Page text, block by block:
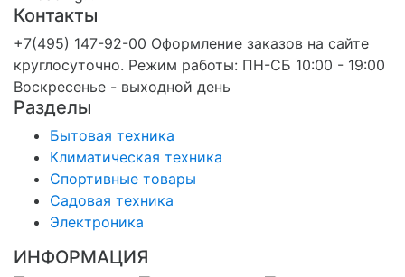
Контакты
+7(495) 147-92-00 Оформление заказов на сайте
круглосуточно. Режим работы: ПН-СБ 10:00 - 19:00
Воскресенье - выходной день
Разделы
Бытовая техника
Климатическая техника
Спортивные товары
Садовая техника
Электроника
ИНФОРМАЦИЯ